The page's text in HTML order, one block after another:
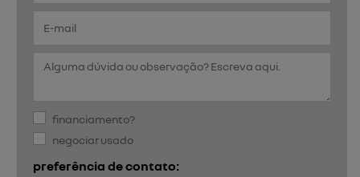
financiamento?
negociar usado
preferência de contato: